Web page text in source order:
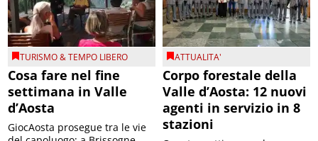
TURISMO & TEMPO LIBERO
Cosa fare nel fine
settimana in Valle
d’Aosta
GiocAosta prosegue tra le vie
ATTUALITA'
Corpo forestale della
Valle d’Aosta: 12 nuovi
agenti in servizio in 8
stazioni